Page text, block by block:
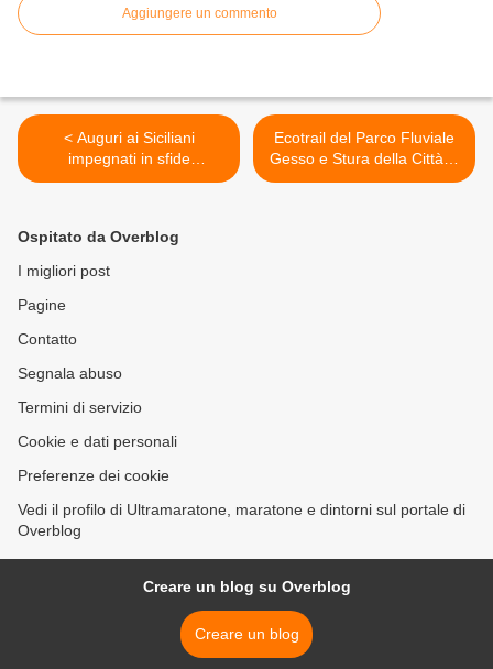
Aggiungere un commento
< Auguri ai Siciliani
impegnati in sfide
podistiche "ultra" in questo
Ecotrail del Parco Fluviale
Gesso e Stura della Città di
Cuneo (1^ ed.). In 300 allo
Ospitato da Overblog
I migliori post
Pagine
Contatto
Segnala abuso
Termini di servizio
Cookie e dati personali
Preferenze dei cookie
Vedi il profilo di Ultramaratone, maratone e dintorni sul portale di
Overblog
Creare un blog su Overblog
Creare un blog